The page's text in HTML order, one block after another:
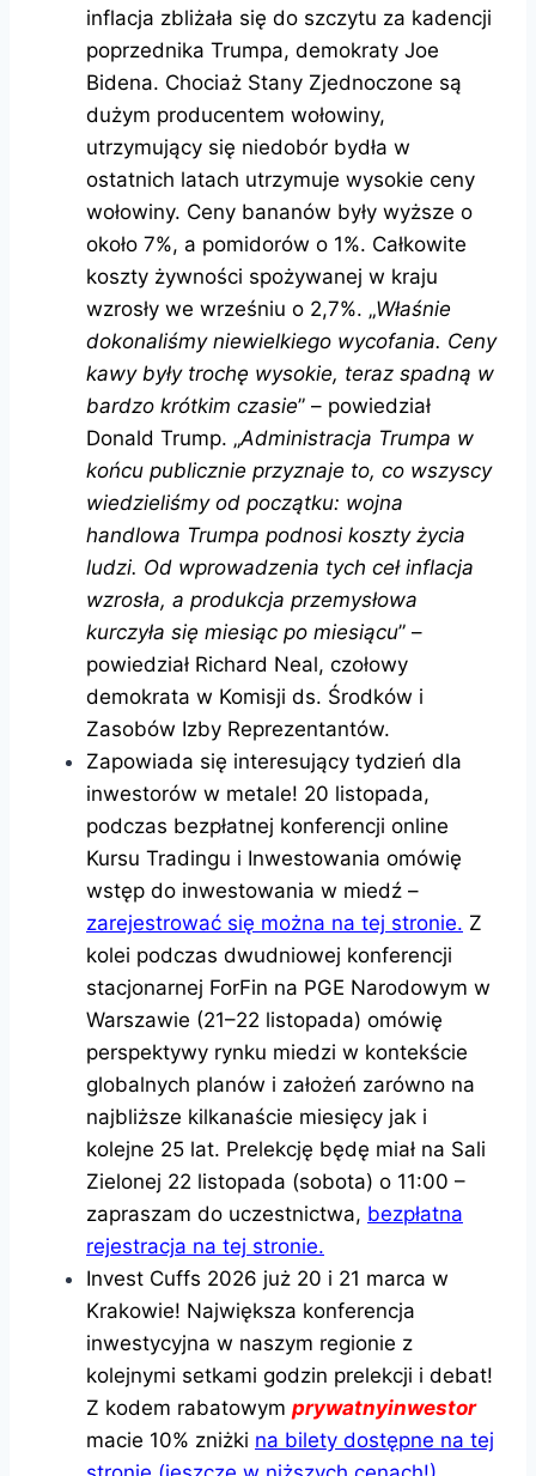
inflacja zbliżała się do szczytu za kadencji
poprzednika Trumpa, demokraty Joe
Bidena. Chociaż Stany Zjednoczone są
dużym producentem wołowiny,
utrzymujący się niedobór bydła w
ostatnich latach utrzymuje wysokie ceny
wołowiny. Ceny bananów były wyższe o
około 7%, a pomidorów o 1%. Całkowite
koszty żywności spożywanej w kraju
wzrosły we wrześniu o 2,7%. „Właśnie
dokonaliśmy niewielkiego wycofania. Ceny
kawy były trochę wysokie, teraz spadną w
bardzo krótkim czasie” – powiedział
Donald Trump. „Administracja Trumpa w
końcu publicznie przyznaje to, co wszyscy
wiedzieliśmy od początku: wojna
handlowa Trumpa podnosi koszty życia
ludzi. Od wprowadzenia tych ceł inflacja
wzrosła, a produkcja przemysłowa
kurczyła się miesiąc po miesiącu” –
powiedział Richard Neal, czołowy
demokrata w Komisji ds. Środków i
Zasobów Izby Reprezentantów.
Zapowiada się interesujący tydzień dla
inwestorów w metale! 20 listopada,
podczas bezpłatnej konferencji online
Kursu Tradingu i Inwestowania omówię
wstęp do inwestowania w miedź –
zarejestrować się można na tej stronie. Z
kolei podczas dwudniowej konferencji
stacjonarnej ForFin na PGE Narodowym w
Warszawie (21–22 listopada) omówię
perspektywy rynku miedzi w kontekście
globalnych planów i założeń zarówno na
najbliższe kilkanaście miesięcy jak i
kolejne 25 lat. Prelekcję będę miał na Sali
Zielonej 22 listopada (sobota) o 11:00 –
zapraszam do uczestnictwa, bezpłatna
rejestracja na tej stronie.
Invest Cuffs 2026 już 20 i 21 marca w
Krakowie! Największa konferencja
inwestycyjna w naszym regionie z
kolejnymi setkami godzin prelekcji i debat!
Z kodem rabatowym prywatnyinwestor
macie 10% zniżki na bilety dostępne na tej